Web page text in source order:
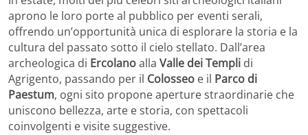
aprono le loro porte al pubblico per eventi serali,
offrendo un’opportunità unica di esplorare la storia e la
cultura del passato sotto il cielo stellato. Dall’area
archeologica di Ercolanoalla Valle dei Templi di
Agrigento, passando per il Colosseo e il Parco di
Paestum, ogni sito propone aperture straordinarie che
uniscono bellezza, arte e storia, con spettacoli
coinvolgenti e visite suggestive.